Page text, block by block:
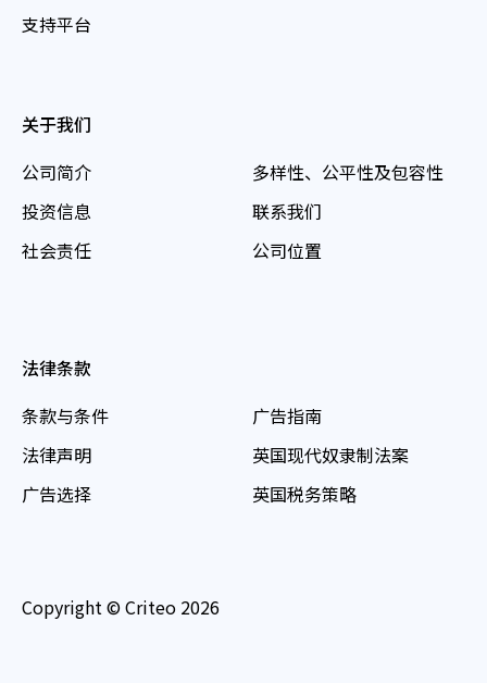
支持平台
关于我们
公司简介
投资信息
社会责任
多样性、公平性及包容性
联系我们
公司位置
法律条款
条款与条件
法律声明
广告选择
广告指南
英国现代奴隶制法案
英国税务策略
Copyright © Criteo 2026